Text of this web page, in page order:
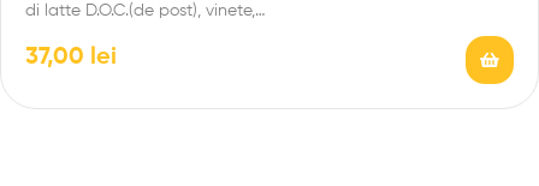
di latte D.O.C.(de post), vinete,…
37,00 lei